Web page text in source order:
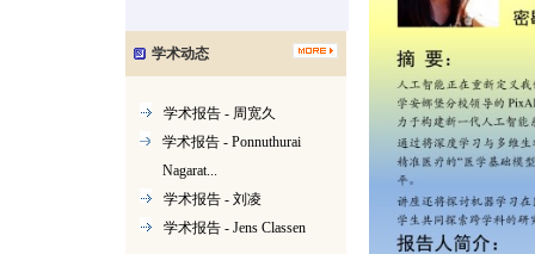
学术动态
学术报告 - 周宽久
学术报告 - Ponnuthurai
Nagarat...
学术报告 - 刘凌
学术报告 - Jens Classen